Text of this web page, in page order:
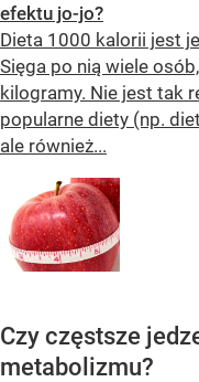
efektu jo-jo?
Dieta 1000 kalorii jest
Sięga po nią wiele
kilogramy. Nie jest tak
popularne diety (np.
ale również...
Czy częstsze
metabolizmu?